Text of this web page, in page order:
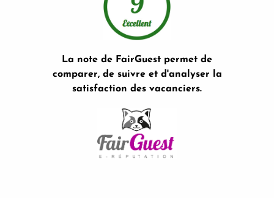
La note de FairGuest permet de
comparer, de suivre et d'analyser la
satisfaction des vacanciers.